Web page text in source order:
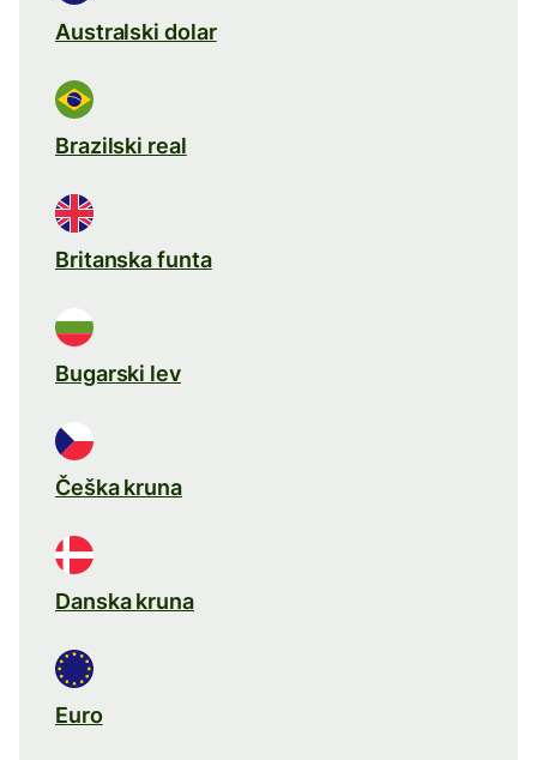
Australski dolar
Brazilski real
Britanska funta
Bugarski lev
Češka kruna
Danska kruna
Euro